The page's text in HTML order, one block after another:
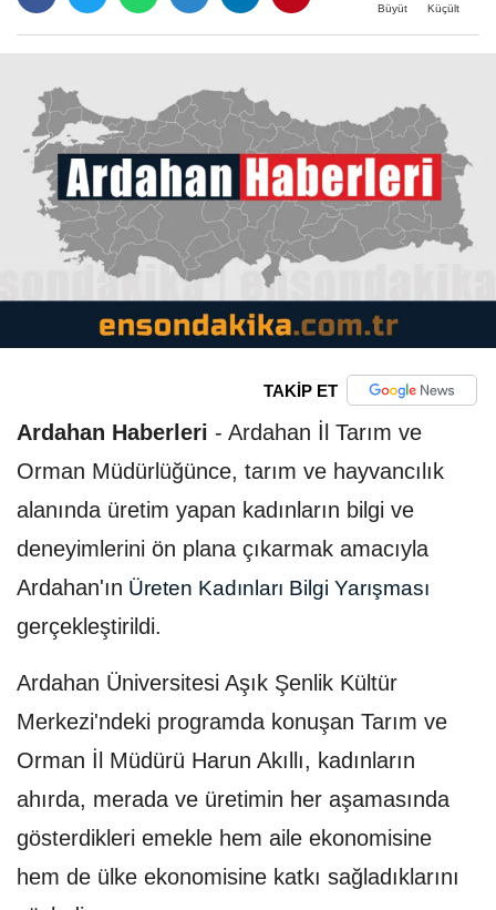
Büyüt Küçült
TAKİP ET
Ardahan Haberleri - Ardahan İl Tarım ve
Orman Müdürlüğünce, tarım ve hayvancılık
alanında üretim yapan kadınların bilgi ve
deneyimlerini ön plana çıkarmak amacıyla
Ardahan'ın Üreten Kadınları Bilgi Yarışması
gerçekleştirildi.
Ardahan Üniversitesi Aşık Şenlik Kültür
Merkezi'ndeki programda konuşan Tarım ve
Orman İl Müdürü Harun Akıllı, kadınların
ahırda, merada ve üretimin her aşamasında
gösterdikleri emekle hem aile ekonomisine
hem de ülke ekonomisine katkı sağladıklarını